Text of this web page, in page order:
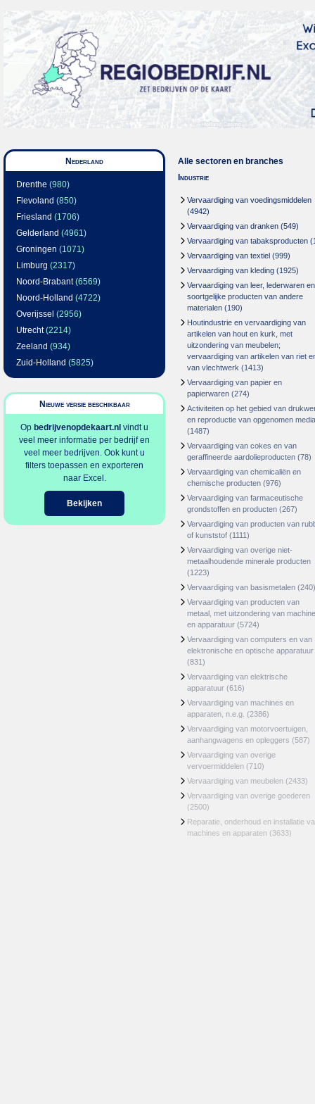
Nederland
Drenthe (980)
Flevoland (850)
Friesland (1706)
Gelderland (4961)
Groningen (1071)
Limburg (2317)
Noord-Brabant(6569)
Noord-Holland (4722)
Overijssel (2956)
Utrecht(2214)
Zeeland (934)
Zuid-Holland (5825)
Nieuwe versie beschikbaar
Op bedrijvenopdekaart.nl vindt u
veel meer informatie per bedrijf en
veel meer bedrijven. Ook kunt u
filters toepassen en exporteren
naar Excel.
Bekijken
Alle sectoren en branches
Industrie
Vervaardiging van voedingsmiddelen
(4942)
Vervaardiging van dranken (549)
Vervaardiging van tabaksproducten
Vervaardiging van textiel (999)
Vervaardiging van kleding (1925)
Vervaardiging van leer, lederwaren en
soortgelijke producten van andere
materialen (190)
Houtindustrie en vervaardiging van
artikelen van hout en kurk, met
uitzondering van meubelen;
vervaardiging van artikelen van riet
van vlechtwerk (1413)
Vervaardiging van papier en
papierwaren (274)
Activiteiten op het gebied van
en reproductie van opgenomen media
(1487)
Vervaardiging van cokes en van
geraffineerde aardolieproducten (78)
Vervaardiging van chemicaliën en
chemische producten (976)
Vervaardiging van farmaceutische
grondstoffen en producten (267)
Vervaardiging van producten van
of kunststof (1111)
Vervaardiging van overige niet-
metaalhoudende minerale producten
(1223)
Vervaardiging van basismetalen (240)
Vervaardiging van producten van
metaal, met uitzondering van
en apparatuur (5724)
Vervaardiging van computers en van
elektronische en optische apparatuur
(831)
Vervaardiging van elektrische
apparatuur (616)
Vervaardiging van machines en
apparaten, n.e.g. (2386)
Vervaardiging van motorvoertuigen,
aanhangwagens en opleggers (587)
Vervaardiging van overige
vervoermiddelen (710)
Vervaardiging van meubelen (2433)
Vervaardiging van overige goederen
(2500)
Reparatie, onderhoud en installatie
machines en apparaten (3633)